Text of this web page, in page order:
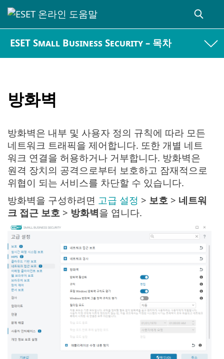
ESET Small Business Security – 목차
방화벽
방화벽은 내부 및 사용자 정의 규칙에 따라 모든
네트워크 트래픽을 제어합니다. 또한 개별 네트
워크 연결을 허용하거나 거부합니다. 방화벽은
원격 장치의 공격으로부터 보호하고 잠재적으로
위협이 되는 서비스를 차단할 수 있습니다.
방화벽을 구성하려면 고급 설정 > 보호 > 네트워
크 접근 보호 > 방화벽을 엽니다.